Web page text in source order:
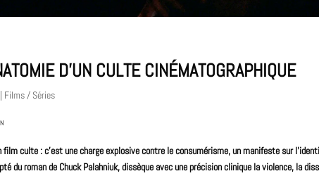
D’UN CULTE CINÉMATOGRAPHIQUE
| Films / Séries
filmculte : c’est une charge explosive contre le consumérisme, un manifeste sur
duromande Chuck Palahniuk, dissèque avec une précision clinique la violence, la